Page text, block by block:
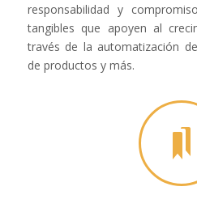
responsabilidad y
tangibles que apoyen al
través de la automatización
de productos y más.